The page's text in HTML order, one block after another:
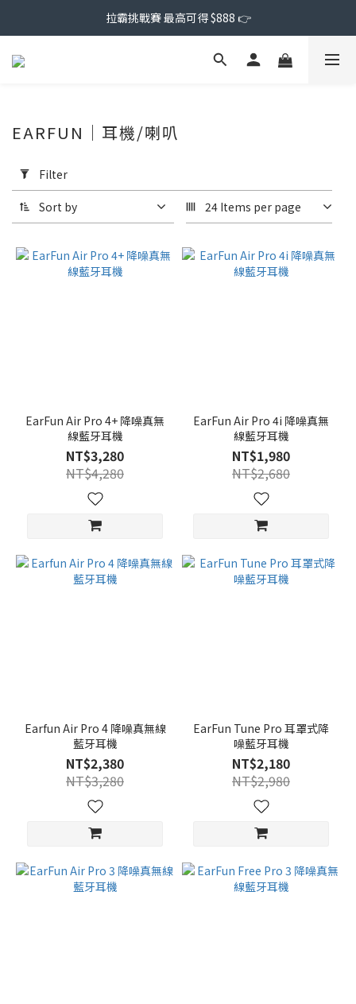
拉霸挑戰賽 最高可得 $888 👉
Filter
(0/20)
Range
EARFUN｜耳機/喇叭
Filter
Sort by 24 Items per page
EarFun Air Pro 4+ 降噪真無
線藍牙耳機
NT$3,280
NT$4,280
EarFun Air Pro 4i 降噪真無
線藍牙耳機
NT$1,980
NT$2,680
Earfun Air Pro 4 降噪真無線
藍牙耳機
NT$2,380
NT$3,280
EarFun Tune Pro 耳罩式降
噪藍牙耳機
NT$2,180
NT$2,980